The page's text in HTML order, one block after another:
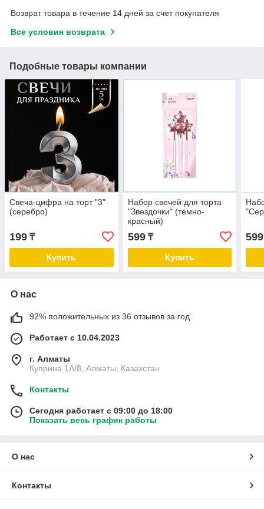
Возврат товара в течение 14 дней за счет покупателя
Все условия возврата
Подобные товары компании
Свеча-цифра на торт "3"
(серебро)
199 ₸
Купить
Набор свечей для торта
"Звездочки" (темно-
красный)
599₸
Купить
599
О нас
92% положительных из 36 отзывов за год
Работает с 10.04.2023
г. Алматы
Куприна 1A/8, Алматы, Казахстан
Контакты
Сегодня работает с 09:00 до 18:00
Показать весь график работы
О нас
Контакты